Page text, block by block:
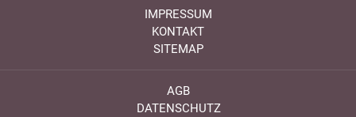
IMPRESSUM
KONTAKT
SITEMAP
AGB
DATENSCHUTZ